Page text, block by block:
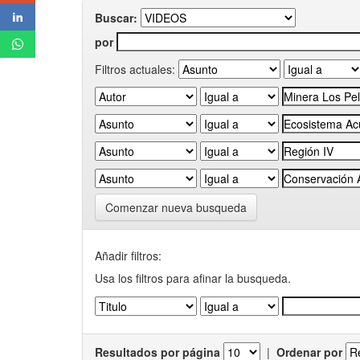
Buscar:
por
Filtros actuales:
Comenzar nueva busqueda
Añadir filtros:
Usa los filtros para afinar la busqueda.
Resultados por página | Ordenar por